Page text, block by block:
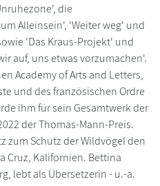
die
Alleinsein', 'Weiter weg' und
'Das Kraus-Projekt' und
auf, uns etwas vorzumachen'.
Academy of Arts and Letters,
und des französischen Ordre
ihm für sein Gesamtwerk der
der Thomas-Mann-Preis.
zum Schutz der Wildvögel den
Cruz, Kalifornien. Bettina
lebt als Übersetzerin - u.-a.